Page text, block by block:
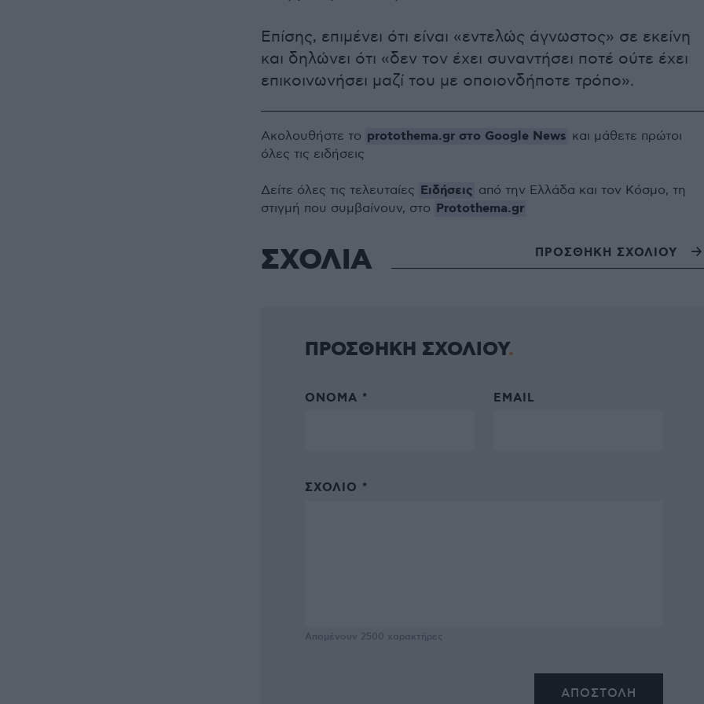
Επίσης, επιμένει ότι είναι «εντελώς άγνωστος» σε εκείνη
και δηλώνει ότι «δεν τον έχει συναντήσει ποτέ ούτε έχει
επικοινωνήσει μαζί του με οποιονδήποτε τρόπο».
Ακολουθήστε το protothema.gr στο Google News και μάθετε πρώτοι
όλες τις ειδήσεις
Δείτε όλες τις τελευταίες Ειδήσεις από την Ελλάδα και τον Κόσμο, τη
στιγμή που συμβαίνουν, στο Protothema.gr
ΣΧΟΛΙΑ ΠΡΟΣΘΗΚΗ ΣΧΟΛΙΟΥ
ΠΡΟΣΘΗΚΗ ΣΧΟΛΙΟΥ
ΌΝΟΜΑ * EMAIL
ΣΧΌΛΙΟ *
Απομένουν 2500 χαρακτήρες